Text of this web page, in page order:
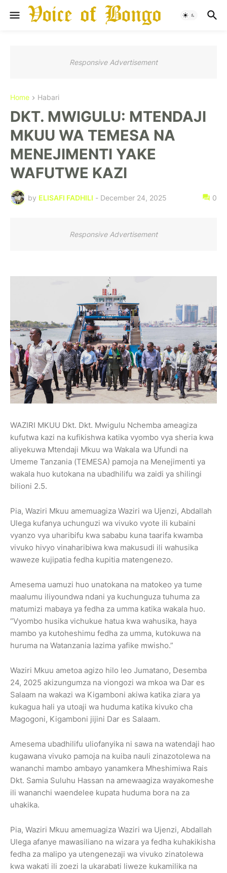
Responsive Advertisement
Home Habari
DKT. MWIGULU: MTENDAJI
MKUU WA TEMESA NA
MENEJIMENTI YAKE
WAFUTWE KAZI
by ELISAFI FADHILI - December 24, 2025 0
Responsive Advertisement
WAZIRI MKUU Dkt. Dkt. Mwigulu Nchemba ameagiza
kufutwa kazi na kufikishwa katika vyombo vya sheria kwa
aliyekuwa Mtendaji Mkuu wa Wakala wa Ufundi na
Umeme Tanzania (TEMESA) pamoja na Menejimenti ya
wakala huo kutokana na ubadhilifu wa zaidi ya shilingi
bilioni 2.5.
Pia, Waziri Mkuu amemuagiza Waziri wa Ujenzi, Abdallah
Ulega kufanya uchunguzi wa vivuko vyote ili kubaini
vyanzo vya uharibifu kwa sababu kuna taarifa kwamba
vivuko hivyo vinaharibiwa kwa makusudi ili wahusika
waweze kujipatia fedha kupitia matengenezo.
Amesema uamuzi huo unatokana na matokeo ya tume
maalumu iliyoundwa ndani ya kuchunguza tuhuma za
matumizi mabaya ya fedha za umma katika wakala huo.
“Vyombo husika vichukue hatua kwa wahusika, haya
mambo ya kutoheshimu fedha za umma, kutokuwa na
huruma na Watanzania lazima yafike mwisho.”
Waziri Mkuu ametoa agizo hilo leo Jumatano, Desemba
24, 2025 akizungumza na viongozi wa mkoa wa Dar es
Salaam na wakazi wa Kigamboni akiwa katika ziara ya
kukagua hali ya utoaji wa huduma katika kivuko cha
Magogoni, Kigamboni jijini Dar es Salaam.
Amesema ubadhilifu uliofanyika ni sawa na watendaji hao
kugawana vivuko pamoja na kuiba nauli zinazotolewa na
wananchi mambo ambayo yanamkera Mheshimiwa Rais
Dkt. Samia Suluhu Hassan na amewaagiza wayakomeshe
ili wananchi waendelee kupata huduma bora na za
uhakika.
Pia, Waziri Mkuu amemuagiza Waziri wa Ujenzi, Abdallah
Ulega afanye mawasiliano na wizara ya fedha kuhakikisha
fedha za malipo ya utengenezaji wa vivuko zinatolewa
kwa wakati ili zoezi la ukarabati liweze kukamilika na